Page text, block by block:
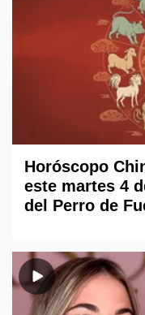
Horóscopo
este martes 4
del Perro de